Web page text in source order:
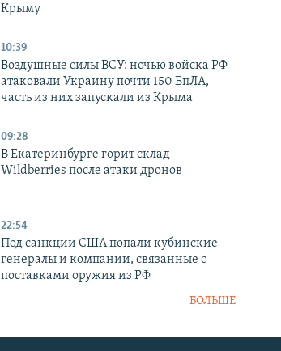
Крыму
10:39
Воздушные силы ВСУ: ночью войска РФ
атаковали Украину почти 150 БпЛА,
часть из них запускали из Крыма
09:28
В Екатеринбурге горит склад
Wildberries после атаки дронов
22:54
Под санкции США попали кубинские
генералы и компании, связанные с
поставками оружия из РФ
БОЛЬШЕ